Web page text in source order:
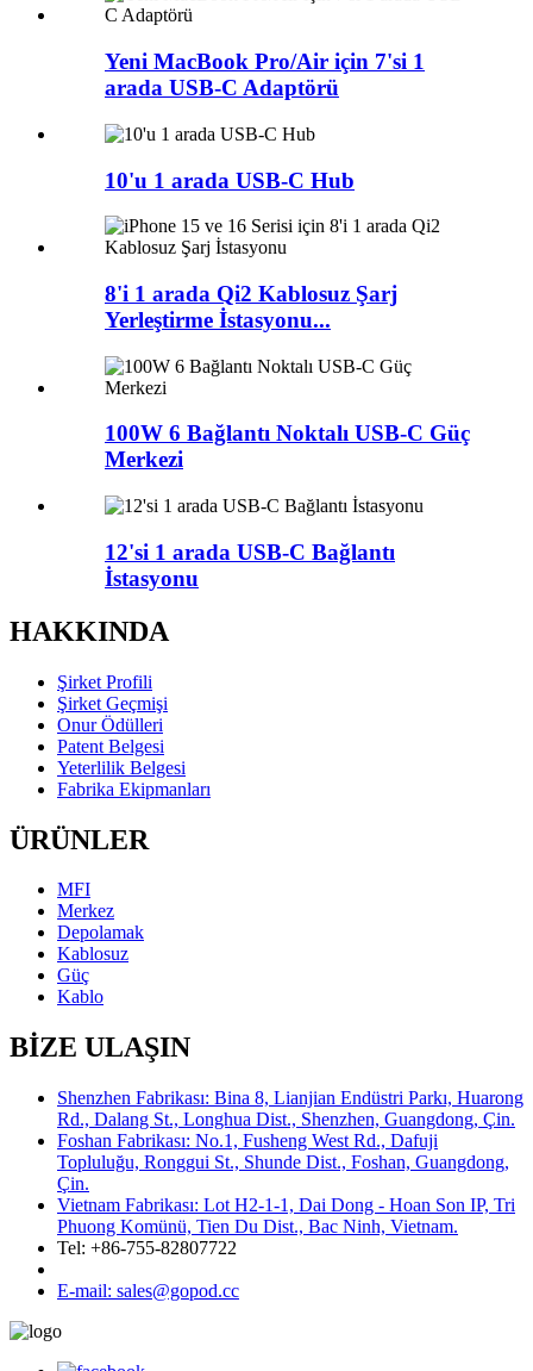
Yeni MacBook Pro/Air için 7'si 1
arada USB-C Adaptörü
10'u 1 arada USB-C Hub
8'i 1 arada Qi2 Kablosuz Şarj
Yerleştirme İstasyonu...
100W 6 Bağlantı Noktalı USB-C Güç
Merkezi
12'si 1 arada USB-C Bağlantı
İstasyonu
HAKKINDA
Şirket Profili
Şirket Geçmişi
Onur Ödülleri
Patent Belgesi
Yeterlilik Belgesi
Fabrika Ekipmanları
ÜRÜNLER
MFI
Merkez
Depolamak
Kablosuz
Güç
Kablo
BİZE ULAŞIN
Shenzhen Fabrikası: Bina 8, Lianjian Endüstri Parkı, Huarong
Rd., Dalang St., Longhua Dist., Shenzhen, Guangdong, Çin.
Foshan Fabrikası: No.1, Fusheng West Rd., Dafuji
Topluluğu, Ronggui St., Shunde Dist., Foshan, Guangdong,
Çin.
Vietnam Fabrikası: Lot H2-1-1, Dai Dong - Hoan Son IP, Tri
Phuong Komünü, Tien Du Dist., Bac Ninh, Vietnam.
Tel: +86-755-82807722
E-mail: sales@gopod.cc